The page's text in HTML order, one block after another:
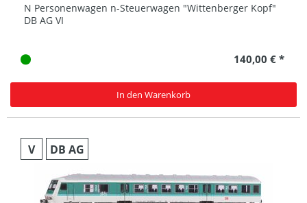
N Personenwagen n-Steuerwagen "Wittenberger Kopf"
DB AG VI
140,00 € *
In den Warenkorb
V DB AG